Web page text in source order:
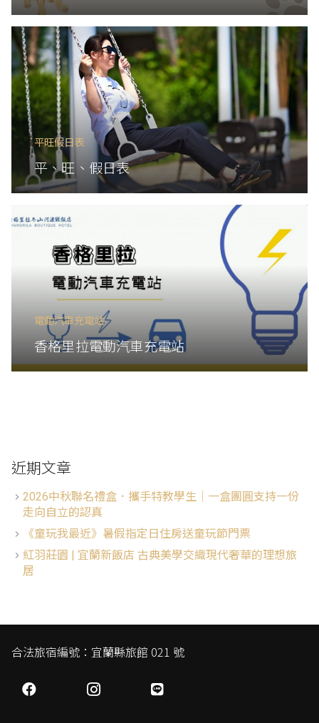
平旺假日表
平、旺、假日表
電動汽車充電站
香格里拉電動汽車充電站
近期文章
2026中秋聯名禮盒．攜手特教學生│一盒團圓支持一份
走向自立的認真
《童玩我最近》暑假指定日住房送童玩節門票
紅羽莊園 | 宜蘭新飯店 古典美學交織現代奢華的理想旅
居
合法旅宿編號：宜蘭縣旅館 021 號